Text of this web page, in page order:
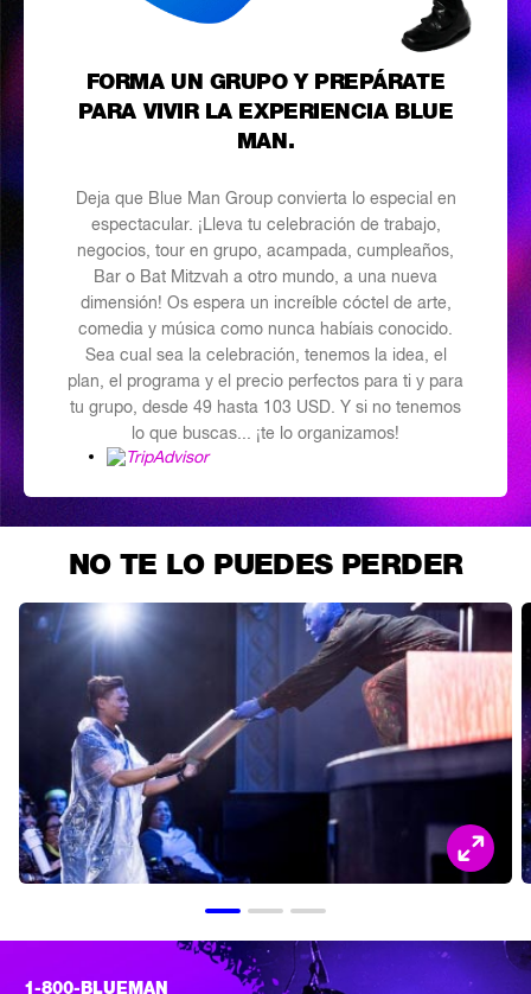
FORMA UN GRUPO Y PREPÁRATE
PARA VIVIR LA EXPERIENCIA BLUE
MAN.
Deja que Blue Man Group convierta lo especial en
espectacular. ¡Lleva tu celebración de trabajo,
negocios, tour en grupo, acampada, cumpleaños,
Bar o Bat Mitzvah a otro mundo, a una nueva
dimensión! Os espera un increíble cóctel de arte,
comedia y música como nunca habíais conocido.
Sea cual sea la celebración, tenemos la idea, el
plan, el programa y el precio perfectos para ti y para
tu grupo, desde 49 hasta 103 USD. Y si no tenemos
lo que buscas... ¡te lo organizamos!
NO TE LO PUEDES PERDER
1-800-BLUEMAN